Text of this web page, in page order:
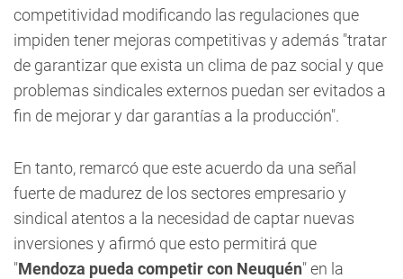
competitividad modificando las regulaciones que
impiden tener mejoras competitivas y además "tratar
de garantizar que exista un clima de paz social y que
problemas sindicales externos puedan ser evitados a
fin de mejorar y dar garantías a la producción".
En tanto, remarcó que este acuerdo da una señal
fuerte de madurez de los sectores empresario y
sindical atentos a la necesidad de captar nuevas
inversiones y afirmó que esto permitirá que
"Mendoza pueda competir con Neuquén" en la